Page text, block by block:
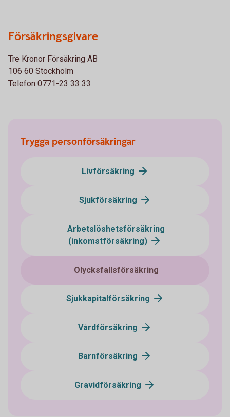
Försäkringsgivare
Tre Kronor Försäkring AB
106 60 Stockholm
Telefon 0771-23 33 33
Trygga personförsäkringar
Livförsäkring
Sjukförsäkring
Arbetslöshetsförsäkring
(inkomstförsäkring)
Olycksfallsförsäkring
Sjukkapitalförsäkring
Vårdförsäkring
Barnförsäkring
Gravidförsäkring